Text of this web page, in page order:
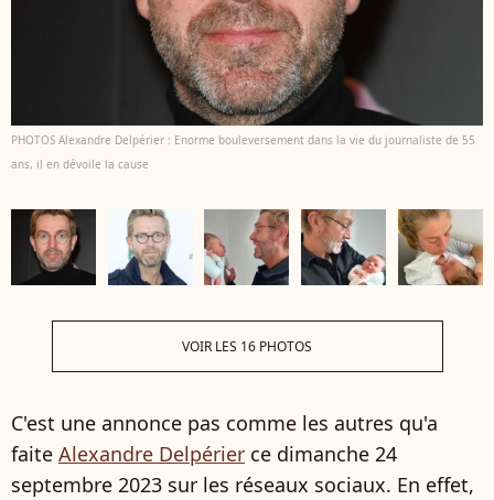
PHOTOS Alexandre Delpérier : Enorme bouleversement dans la vie du journaliste de 55
ans, il en dévoile la cause
VOIR LES 16 PHOTOS
C'est une annonce pas comme les autres qu'a
faite Alexandre Delpérier ce dimanche 24
septembre 2023 sur les réseaux sociaux. En effet,